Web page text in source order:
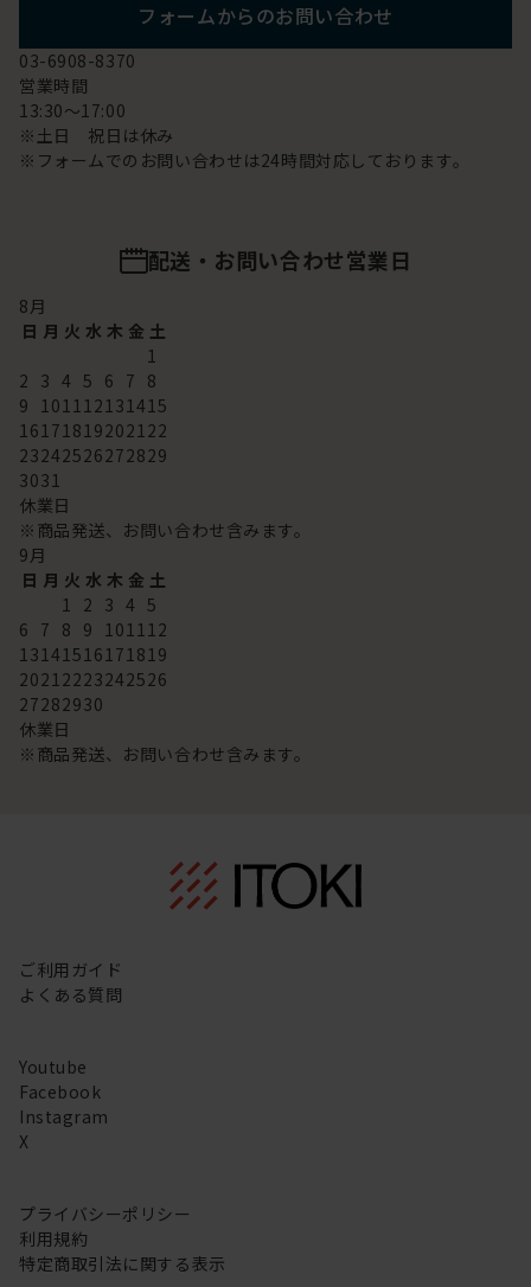
フォームからのお問い合わせ
03-6908-8370
営業時間
13:30～17:00
※土日 祝日は休み
※フォームでのお問い合わせは24時間対応しております。
配送・お問い合わせ営業日
8月
日 月 火 水 木 金 土
1
2 3 4 5 6 7 8
9 101112131415
16171819202122
23242526272829
3031
休業日
※商品発送、お問い合わせ含みます。
9月
日 月 火 水 木 金 土
1 2 3 4 5
6 7 8 9 101112
13141516171819
20212223242526
27282930
休業日
※商品発送、お問い合わせ含みます。
ご利用ガイド
よくある質問
Youtube
Facebook
Instagram
X
プライバシーポリシー
利用規約
特定商取引法に関する表示